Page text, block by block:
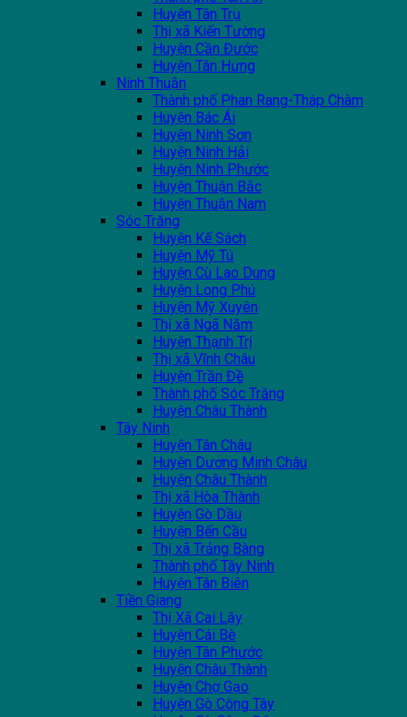
Huyện Tân Trụ
Thị xã Kiến Tường
Huyện Cần Đước
Huyện Tân Hưng
Ninh Thuận
Thành phố Phan Rang-Tháp Chàm
Huyện Bác Ái
Huyện Ninh Sơn
Huyện Ninh Hải
Huyện Ninh Phước
Huyện Thuận Bắc
Huyện Thuận Nam
Sóc Trăng
Huyện Kế Sách
Huyện Mỹ Tú
Huyện Cù Lao Dung
Huyện Long Phú
Huyện Mỹ Xuyên
Thị xã Ngã Năm
Huyện Thạnh Trị
Thị xã Vĩnh Châu
Huyện Trần Đề
Thành phố Sóc Trăng
Huyện Châu Thành
Tây Ninh
Huyện Tân Châu
Huyện Dương Minh Châu
Huyện Châu Thành
Thị xã Hòa Thành
Huyện Gò Dầu
Huyện Bến Cầu
Thị xã Trảng Bàng
Thành phố Tây Ninh
Huyện Tân Biên
Tiền Giang
Thị Xã Cai Lậy
Huyện Cái Bè
Huyện Tân Phước
Huyện Châu Thành
Huyện Chợ Gạo
Huyện Gò Công Tây